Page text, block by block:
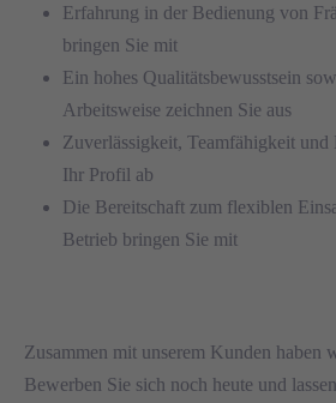
Erfahrung in der Bedienung von
bringen Sie mit
Ein hohes Qualitätsbewusstsein
Arbeitsweise zeichnen Sie aus
Zuverlässigkeit, Teamfähigkeit
Ihr Profil ab
Die Bereitschaft zum flexiblen
Betrieb bringen Sie mit
Zusammen mit unserem Kunden haben
Bewerben Sie sich noch heute und